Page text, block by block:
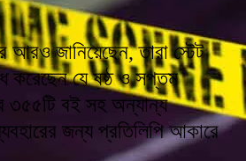
আরও জানিয়েছেন, তারা স্টেট
যে ষষ্ঠ ও সপ্তম
৩৫৫টি বই সহ অন্যান্য
জন্য প্রতিলিপি আকারে